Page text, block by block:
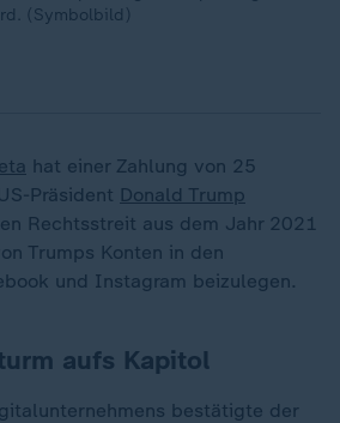
(Symbolbild)
hat einer Zahlung von 25
Präsident Donald Trump
Rechtsstreit aus dem Jahr 2021
Trumps Konten in den
und Instagram beizulegen.
aufs Kapitol
bestätigte der